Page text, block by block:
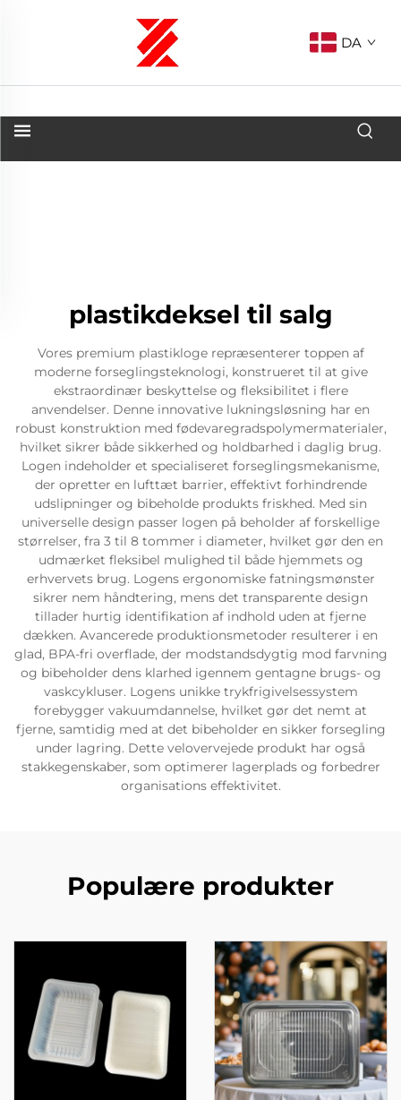
DA
plastikdeksel til salg
Vores premium plastikloge repræsenterer toppen af
moderne forseglingsteknologi, konstrueret til at give
ekstraordinær beskyttelse og fleksibilitet i flere
anvendelser. Denne innovative lukningsløsning har en
robust konstruktion med fødevaregradspolymermaterialer,
hvilket sikrer både sikkerhed og holdbarhed i daglig brug.
Logen indeholder et specialiseret forseglingsmekanisme,
der opretter en lufttæt barrier, effektivt forhindrende
udslipninger og bibeholde produkts friskhed. Med sin
universelle design passer logen på beholder af forskellige
størrelser, fra 3 til 8 tommer i diameter, hvilket gør den en
udmærket fleksibel mulighed til både hjemmets og
erhvervets brug. Logens ergonomiske fatningsmønster
sikrer nem håndtering, mens det transparente design
tillader hurtig identifikation af indhold uden at fjerne
dækken. Avancerede produktionsmetoder resulterer i en
glad, BPA-fri overflade, der modstandsdygtig mod farvning
og bibeholder dens klarhed igennem gentagne brugs- og
vaskcykluser. Logens unikke trykfrigivelsessystem
forebygger vakuumdannelse, hvilket gør det nemt at
fjerne, samtidig med at det bibeholder en sikker forsegling
under lagring. Dette velovervejede produkt har også
stakkegenskaber, som optimerer lagerplads og forbedrer
organisations effektivitet.
Populære produkter